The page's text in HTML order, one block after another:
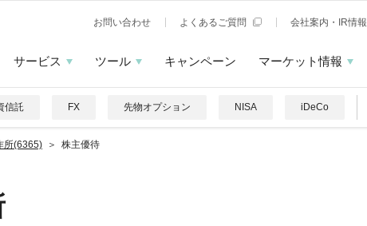
お問い合わせ よくあるご質問 会社案内・IR情報
サービス ツール キャンペーン マーケット情報
信託 FX 先物オプション NISA iDeCo
所(6365) 株主優待